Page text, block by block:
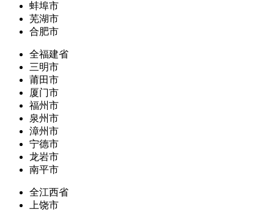
蚌埠市
芜湖市
合肥市
全福建省
三明市
莆田市
厦门市
福州市
泉州市
漳州市
宁德市
龙岩市
南平市
全江西省
上饶市